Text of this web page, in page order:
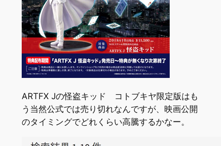
ARTFX Jの怪盗キッド コトブキヤ限定版はも
う当然公式では売り切れなんですが、映画公開
のタイミングでどれくらい高騰するかなー。